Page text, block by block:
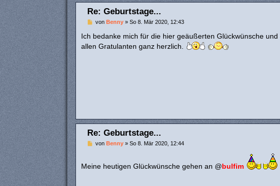
Re: Geburtstage...
B
i
r
von Benny» So 8. Mär 2020, 12:43
Ich bedanke mich für die hier geäußerten Glückwünsche
allen Gratulanten ganz herzlich.
Re: Geburtstage...
B
r
von Benny» So 8. Mär 2020, 12:44
Meine heutigen Glückwünsche gehen an @bulfim